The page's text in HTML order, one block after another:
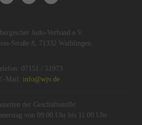
Judo-Verband e.V.
Straße 8, 71332 Waiblingen
07151 / 51973
Mail:
info@wjv.de
der Geschäftsstelle:
von 09:00 Uhr bis 11:00 Uhr